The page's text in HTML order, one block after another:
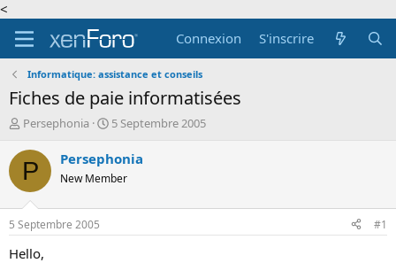
<
Connexion
S'inscrire
Informatique: assistance et conseils
Fiches de paie informatisées
A
t
e
r
d
e
l
Persephonia
D
t
e
d
é
5 Septembre 2005
P Persephonia
New Member
5 Septembre 2005 #1
Hello,